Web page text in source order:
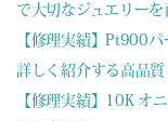
で大切なジュエリー
【修理実績】Pt900
詳しく紹介する高品
【修理実績】10K オ